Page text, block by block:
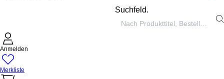
Suchfeld.
Anmelden
Merkliste